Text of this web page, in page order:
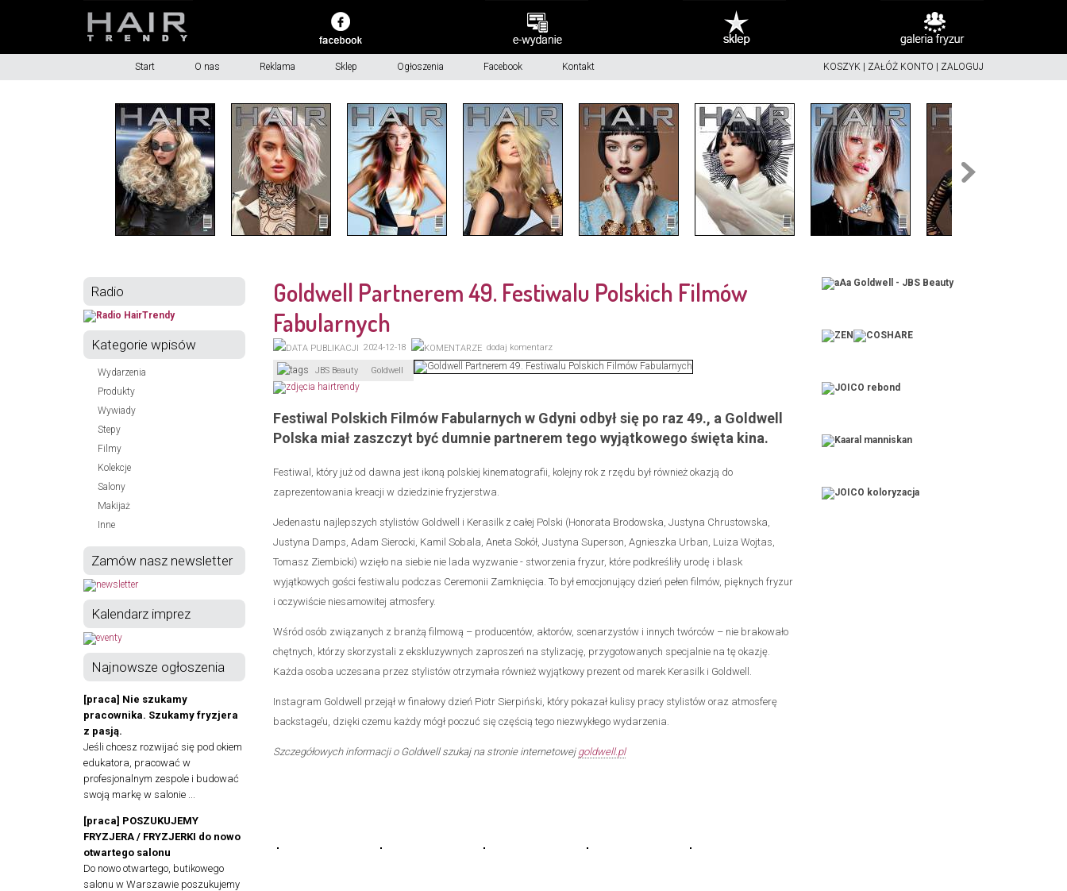
Start O nas Reklama Sklep Ogłoszenia Facebook Kontakt KOSZYK ZAŁÓŻ KONTO ZALOGUJ
Radio
Kategorie wpisów
Wydarzenia
Produkty
Wywiady
Stepy
Filmy
Kolekcje
Salony
Makijaż
Inne
Zamów nasz newsletter
Kalendarz imprez
Najnowsze ogłoszenia
[praca] Nie szukamy
pracownika. Szukamy fryzjera
z pasją.
Jeśli chcesz rozwijać się pod okiem
edukatora, pracować w
profesjonalnym zespole i budować
swoją markę w salonie ...
[praca] POSZUKUJEMY
FRYZJERA / FRYZJERKI do nowo
otwartego salonu
Do nowo otwartego, butikowego
salonu w Warszawie poszukujemy
Goldwell Partnerem 49. Festiwalu Polskich Filmów
Fabularnych
2024-12-18 dodaj komentarz
JBS Beauty Goldwell
Festiwal Polskich Filmów Fabularnych w Gdyni odbył się po raz 49., a Goldwell
Polska miał zaszczyt być dumnie partnerem tego wyjątkowego święta kina.
Festiwal, który już od dawna jest ikoną polskiej kinematografii, kolejny rok z rzędu był również okazją do
zaprezentowania kreacji w dziedzinie fryzjerstwa.
Jedenastu najlepszych stylistów Goldwell i Kerasilk z całej Polski (Honorata Brodowska, Justyna Chrustowska,
Justyna Damps, Adam Sierocki, Kamil Sobala, Aneta Sokół, Justyna Superson, Agnieszka Urban, Luiza Wojtas,
Tomasz Ziembicki) wzięło na siebie nie lada wyzwanie - stworzenia fryzur, które podkreśliły urodę i blask
wyjątkowych gości festiwalu podczas Ceremonii Zamknięcia. To był emocjonujący dzień pełen filmów, pięknych fryzur
i oczywiście niesamowitej atmosfery.
Wśród osób związanych z branżą filmową – producentów, aktorów, scenarzystów i innych twórców – nie brakowało
chętnych, którzy skorzystali z ekskluzywnych zaproszeń na stylizację, przygotowanych specjalnie na tę okazję.
Każda osoba uczesana przez stylistów otrzymała również wyjątkowy prezent od marek Kerasilk i Goldwell.
Instagram Goldwell przejął w finałowy dzień Piotr Sierpiński, który pokazał kulisy pracy stylistów oraz atmosferę
backstage’u, dzięki czemu każdy mógł poczuć się częścią tego niezwykłego wydarzenia.
Szczegółowych informacji o Goldwell szukaj na stronie internetowej goldwell.pl